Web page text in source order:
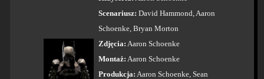
Scenariusz: David Hammond, Aaron
Schoenke, Bryan Morton
Zdjęcia: Aaron Schoenke
Montaż: Aaron Schoenke
Produkcja: Aaron Schoenke, Sean